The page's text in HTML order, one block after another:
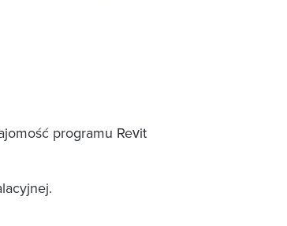
programu Revit